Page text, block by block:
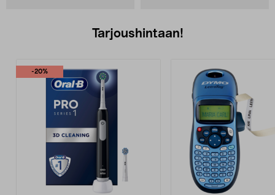
Tarjoushintaan!
-20%